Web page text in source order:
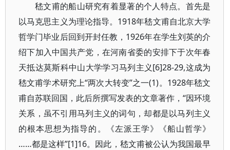
嵇文甫的船山研究有着显著的个人特点。首先是
以马克思主义为理论指导。1918年嵇文甫自北京大学
哲学门毕业后回到开封任教，1926年在学生刘英的介
绍下加入中国共产党，在河南省委的安排下于次年春
天抵达莫斯科中山大学学习马列主义[6]28-29,这成为
嵇文甫学术研究上“两次大转变”之一(1)。1928年嵇文
甫自苏联回国，此后所撰写发表的文章著作，“因环境
关系，虽不引用马列主义的词句，却都是以马列主义
的根本思想为指导的。《左派王学》《船山哲学》
……都是这样”[1]16。因此，嵇文甫被公认为我国最早